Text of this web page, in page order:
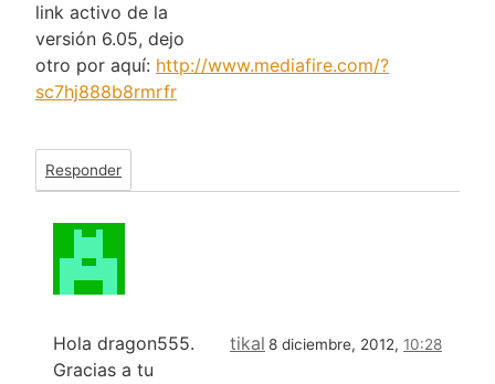
link activo de la
versión 6.05, dejo
otro por aquí: http://www.mediafire.com/?
sc7hj888b8rmrfr
Responder
tikal 8 diciembre, 2012, 10:28
Hola dragon555.
Gracias a tu